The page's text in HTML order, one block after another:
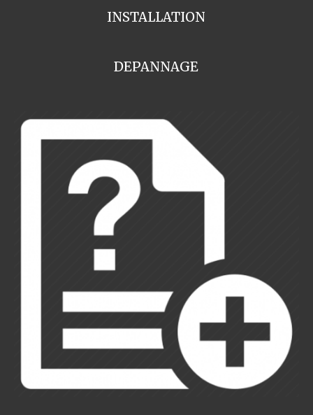
INSTALLATION
DEPANNAGE